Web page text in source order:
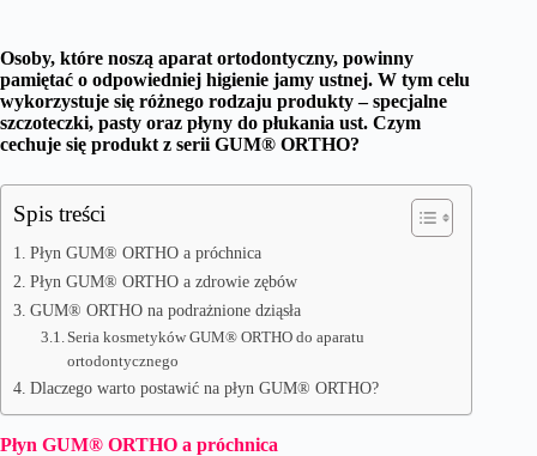
Osoby, które noszą aparat ortodontyczny, powinny
pamiętać o odpowiedniej higienie jamy ustnej. W tym celu
wykorzystuje się różnego rodzaju produkty – specjalne
szczoteczki, pasty oraz płyny do płukania ust. Czym
cechuje się produkt z serii GUM® ORTHO?
Spis treści
Płyn GUM® ORTHO a próchnica
Płyn GUM® ORTHO a zdrowie zębów
GUM® ORTHO na podrażnione dziąsła
Seria kosmetyków GUM® ORTHO do aparatu
ortodontycznego
Dlaczego warto postawić na płyn GUM® ORTHO?
Płyn GUM® ORTHO a próchnica